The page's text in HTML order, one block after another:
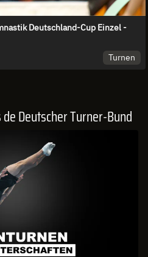
Deutschland-Cup Einzel -
Turnen
Deutscher Turner-Bund